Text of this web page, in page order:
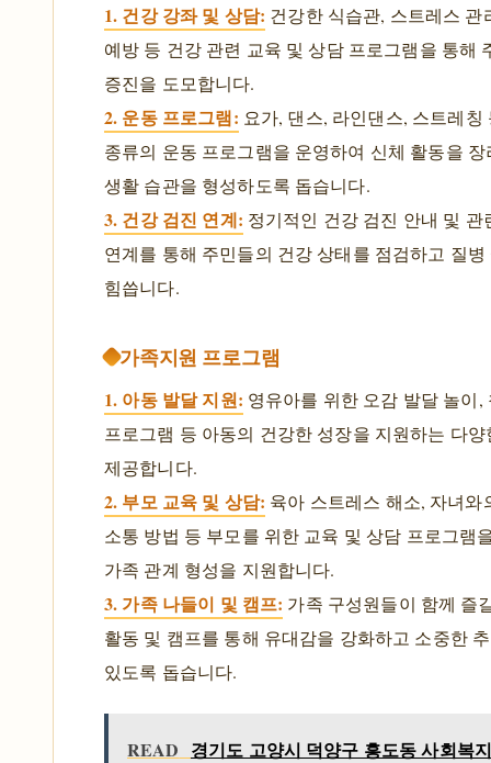
1. 건강 강좌 및 상담: 건강한 식습관, 스트레스 관
예방 등 건강 관련 교육 및 상담 프로그램을 통해
증진을 도모합니다.
2. 운동 프로그램: 요가, 댄스, 라인댄스, 스트레칭
종류의 운동 프로그램을 운영하여 신체 활동을
생활 습관을 형성하도록 돕습니다.
3. 건강 검진 연계: 정기적인 건강 검진 안내 및 관
연계를 통해 주민들의 건강 상태를 점검하고 질병
힘씁니다.
가족지원 프로그램
1. 아동 발달 지원: 영유아를 위한 오감 발달 놀이,
프로그램 등 아동의 건강한 성장을 지원하는 다
제공합니다.
2. 부모 교육 및 상담: 육아 스트레스 해소, 자녀와
소통 방법 등 부모를 위한 교육 및 상담 프로그램
가족 관계 형성을 지원합니다.
3. 가족 나들이 및 캠프: 가족 구성원들이 함께 즐
활동 및 캠프를 통해 유대감을 강화하고 소중한
있도록 돕습니다.
READ 경기도 고양시 덕양구 흥도동 사회복